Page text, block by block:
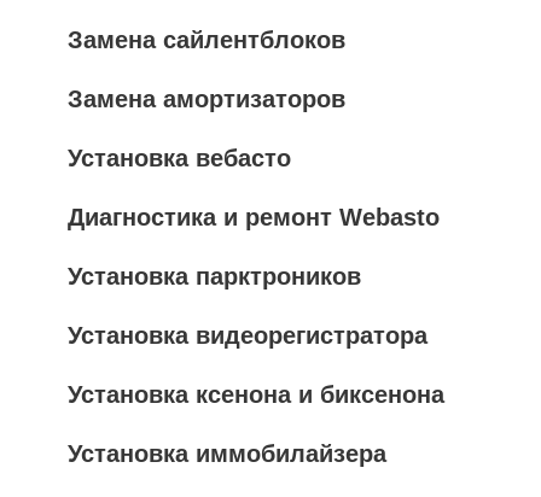
Замена сайлентблоков
Замена амортизаторов
Установка вебасто
Диагностика и ремонт Webasto
Установка парктроников
Установка видеорегистратора
Установка ксенона и биксенона
Установка иммобилайзера